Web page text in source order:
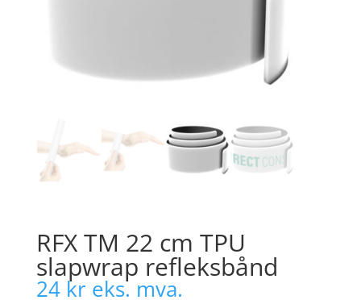
RFX TM 22 cm TPU
slapwrap refleksbånd
24 kr eks. mva.